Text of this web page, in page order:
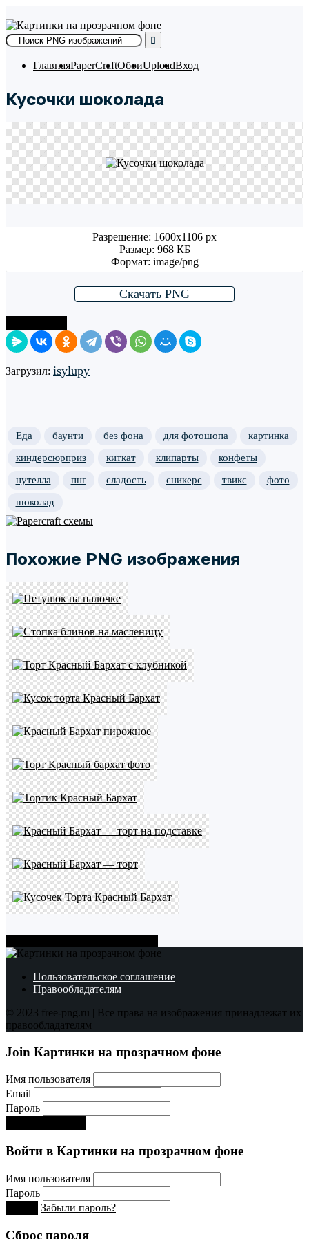
to
content
ГлавнаяPaperCraftОбоиUploadВход
Кусочки шоколада
Разрешение: 1600x1106 px
Размер: 968 КБ
Формат: image/png
Скачать PNG
Загрузил: isylupy
Еда баунти без фона для фотошопа
картинка
киндерсюрприз
киткат клипарты
конфеты
нутелла
пнг сладость сникерс твикс
фото
шоколад
Похожие PNG изображения
Пользовательское соглашение
Правообладателям
© 2023 free-png.ru | Все права на изображения принадлежат их
правообладателям
Join Картинки на прозрачном фоне
Имя пользователя
Email
Пароль
Войти в Картинки на прозрачном фоне
Имя пользователя
Пароль
Забыли пароль?
Сброс пароля